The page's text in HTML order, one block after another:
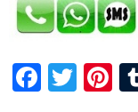
F
T
Pi